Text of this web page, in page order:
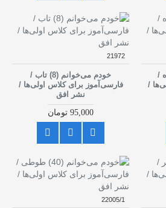
/
/
21972
خودم می‌خوانم (8) تاب /
فارسی‌آموز برای کلاس اولی‌ها /
نشر افق
95,000 تومان
22005/1